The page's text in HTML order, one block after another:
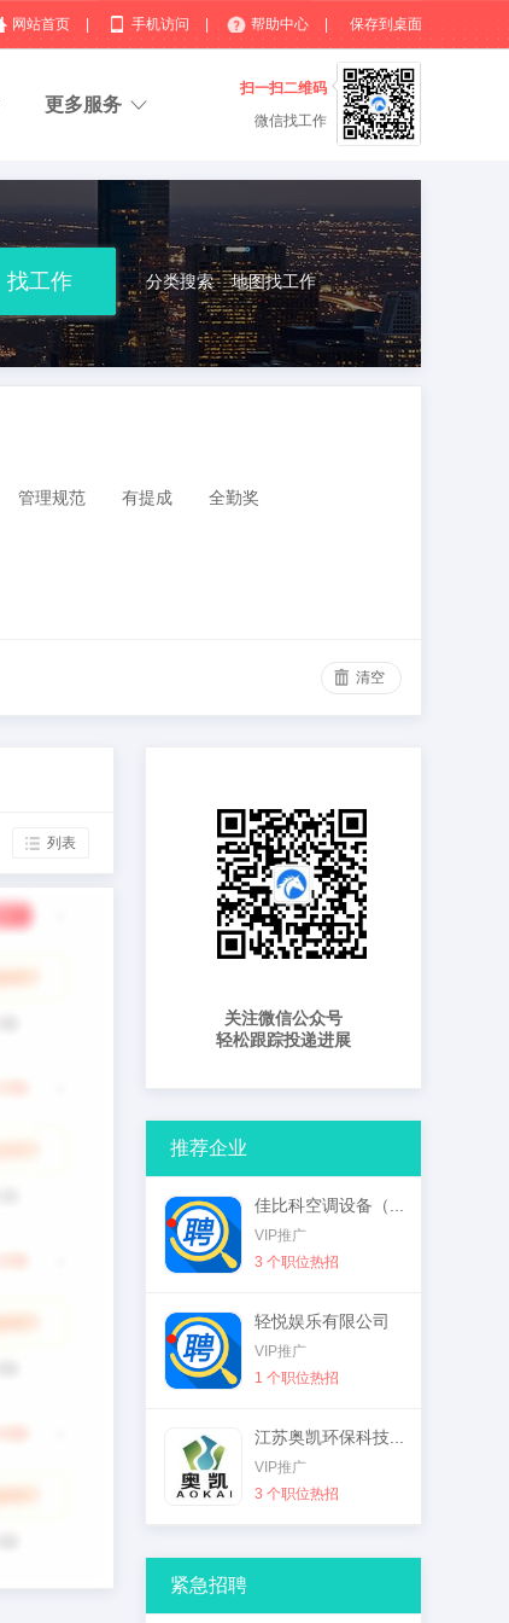
网站首页 手机访问 帮助中心 保存到桌面
扫一扫二维码
微信找工作
更多服务
分类搜索 地图找工作
管理规范 有提成 全勤奖
清空
列表
关注微信公众号
轻松跟踪投递进展
推荐企业
佳比科空调设备（...
VIP推广
3 个职位热招
轻悦娱乐有限公司
VIP推广
1 个职位热招
江苏奥凯环保科技...
VIP推广
3 个职位热招
紧急招聘